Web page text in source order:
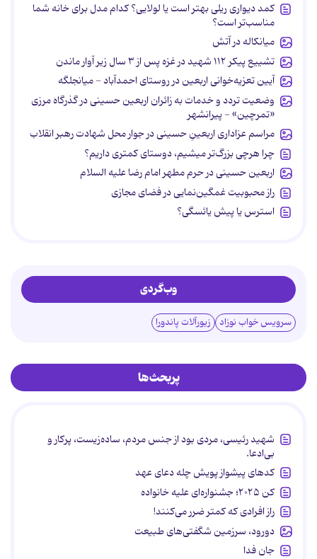
کمد دیواری ریلی بهتر است یا لولایی؟ کدام مدل برای خانه شما
مناسب‌تر است؟
میانکاله در آتش
تشییع پیکر ۱۱۲ شهید در غزه پس از ۳ سال زیر آوار ماندن
آیین تعزیه‌خوانی اربعین در روستای احمدآباد - میانجلگه
وضعیت تردد و خدمات به زائران اربعین حسینی در گذرگاه مرزی
«تمرچین» - پیرانشهر
مراسم عزاداری اربعینِ حسینی در جوار محل شهادت رهبر انقلاب
چرا هرچی بزرگ‌تر میشیم، دوستای کمتری داریم؟
اربعین حسینی در حرم مطهر امام رضا علیه السلام
راز محبوبیت غمگین‌نمایی در فضای مجازی
استرس یا پیش یائسگی؟
وب‌گردی
سرویس خواب نوزاد زیورآلات پاندورا
پربحث‌ها
شهید رئیسی، مردی بود از جنس مردم، ساده‌زیست، پرکار و
بی‌ادعا.
کدهای پیشواز پویش چله دعای عهد
کن ۲۰۲۵؛ جشنواره‌ای علیه خانواده
راز افرادی که کمتر ضرر می‌کنند!
دورود، سرزمین شگفتی‌های طبیعت
جان فدا